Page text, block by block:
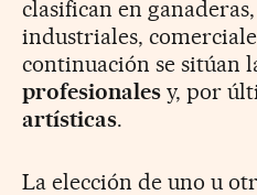
clasifican en
industriales,
continuación se sitúan
profesionalesy, por
artísticas.
La elección de uno u